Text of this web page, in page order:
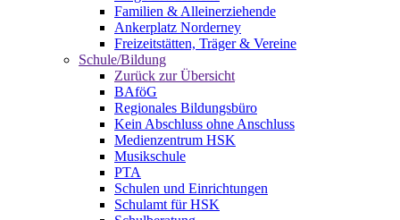
Familien & Alleinerziehende
Ankerplatz Norderney
Freizeitstätten, Träger & Vereine
Schule/Bildung
Zurück zur Übersicht
BAföG
Regionales Bildungsbüro
Kein Abschluss ohne Anschluss
Medienzentrum HSK
Musikschule
PTA
Schulen und Einrichtungen
Schulamt für HSK